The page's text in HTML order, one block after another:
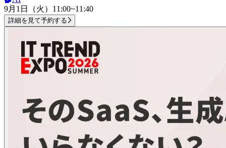
9月1日（火） 11:00~11:40
詳細を見て予約する